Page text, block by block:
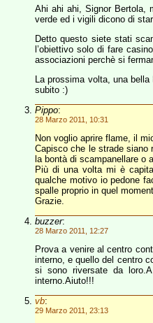
Ahi ahi ahi, Signor Bertola,
verde ed i vigili dicono di
Detto questo siete stati
l’obiettivo solo di fare
associazioni perchè si
La prossima volta, una
subito :)
Pippo:
28 Marzo 2011, 10:31
Non voglio aprire flame, il
Capisco che le strade siano
la bontà di scampanellare o
Più di una volta mi è
qualche motivo io pedone
spalle proprio in quel
Grazie.
buzzer:
28 Marzo 2011, 12:27
Prova a venire al centro
interno, e quello del centro
si sono riversate da
interno.Aiuto!!!
vb:
29 Marzo 2011, 23:13